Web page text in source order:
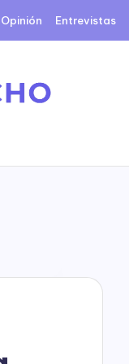
Opinión Entrevistas